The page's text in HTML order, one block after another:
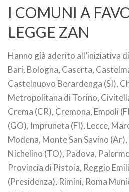
I COMUNI A
LEGGE ZAN
Hanno già aderito all’iniziativa
Bari, Bologna, Caserta,
Castelnuovo Berardenga (SI),
Metropolitana di Torino,
Crema (CR), Cremona, Empoli
(GO), Impruneta (FI), Lecce,
Modena, Monte San Savino
Nichelino (TO), Padova,
Provincia di Pistoia, Reggio
(Presidenza), Rimini, Roma